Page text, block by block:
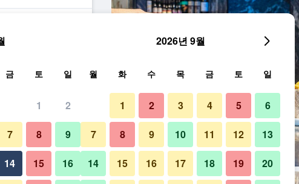
금 토 일
1 2
7 8 9
14 15 16
2026년 9월
월 화 수 목 금 토 일
1 2 3 4 5 6
7 8 9 10 11 12 13
14 15 16 17 18 19 20